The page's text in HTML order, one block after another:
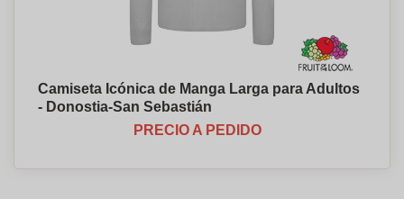
Camiseta Icónica de Manga Larga para Adultos
- Donostia-San Sebastián
PRECIO A PEDIDO